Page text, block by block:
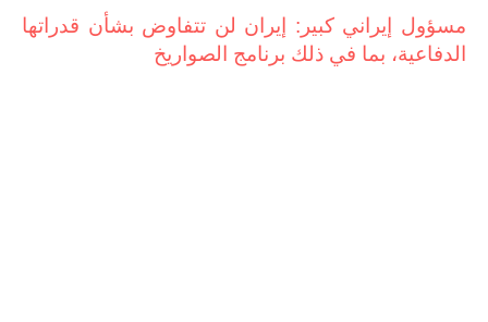
مسؤول إيراني كبير: إيران لن تتفاوض بشأن قدراتها
الدفاعية، بما في ذلك برنامج الصواريخ